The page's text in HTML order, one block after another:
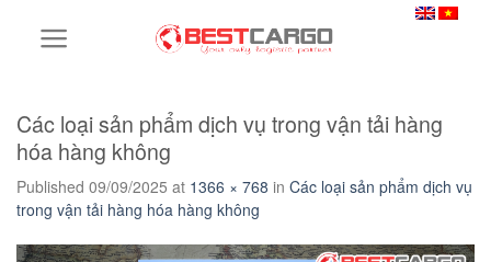
Các loại sản phẩm dịch vụ trong vận tải hàng
hóa hàng không
Published 09/09/2025 at 1366 × 768 in Các loại sản phẩm dịch vụ
trong vận tải hàng hóa hàng không